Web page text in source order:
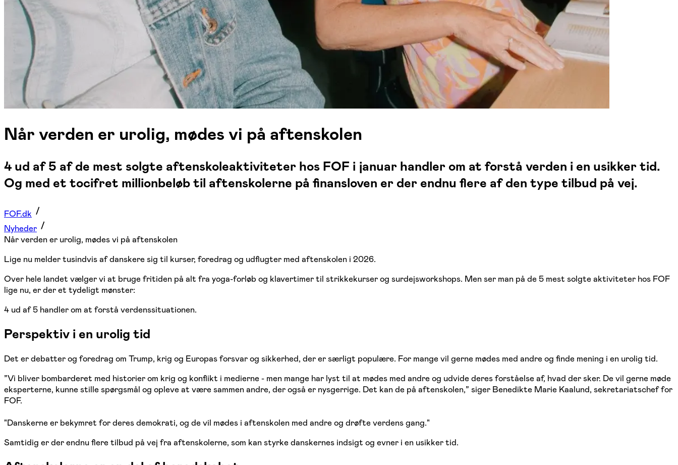
Når verden er urolig, mødes vi på aftenskolen
4 ud af 5 af de mest solgte aftenskoleaktiviteter hos FOF i januar handler om at forstå verden i en usikker tid.
Og med et tocifret millionbeløb til aftenskolerne på finansloven er der endnu flere af den type tilbud på vej.
FOF.dk
Nyheder
Når verden er urolig, mødes vi på aftenskolen
Lige nu melder tusindvis af danskere sig til kurser, foredrag og udflugter med aftenskolen i 2026.
Over hele landet vælger vi at bruge fritiden på alt fra yoga-forløb og klavertimer til strikkekurser og surdejsworkshops. Men ser man på de 5 mest solgte aktiviteter hos FOF
lige nu, er der et tydeligt mønster:
4 ud af 5 handler om at forstå verdenssituationen.
Perspektiv i en urolig tid
Det er debatter og foredrag om Trump, krig og Europas forsvar og sikkerhed, der er særligt populære. For mange vil gerne mødes med andre og finde mening i en urolig tid.
”Vi bliver bombarderet med historier om krig og konflikt i medierne - men mange har lyst til at mødes med andre og udvide deres forståelse af, hvad der sker. De vil gerne møde
eksperterne, kunne stille spørgsmål og opleve at være sammen andre, der også er nysgerrige. Det kan de på aftenskolen,” siger Benedikte Marie Kaalund, sekretariatschef for
FOF.
"Danskerne er bekymret for deres demokrati, og de vil mødes i aftenskolen med andre og drøfte verdens gang."
Samtidig er der endnu flere tilbud på vej fra aftenskolerne, som kan styrke danskernes indsigt og evner i en usikker tid.